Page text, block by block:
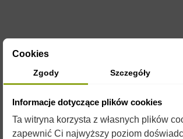
Miodarka z koszem kasetowym jest dobrym
Cookies
Zgody Szczegóły
Informacje dotyczące plików cookies
Ta witryna korzysta z własnych plików
zapewnić Ci najwyższy poziom